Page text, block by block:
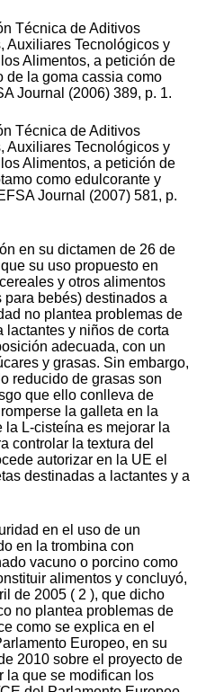
Técnica de Aditivos
Auxiliares Tecnológicos y
Alimentos, a petición de
de la goma cassia como
Journal (2006) 389, p. 1.
Técnica de Aditivos
Auxiliares Tecnológicos y
Alimentos, a petición de
como edulcorante y
Journal (2007) 581, p.
en su dictamen de 26 de
su uso propuesto en
y otros alimentos
bebés) destinados a
no plantea problemas de
lactantes y niños de corta
adecuada, con un
y grasas. Sin embargo,
reducido de grasas son
que ello conlleva de
la galleta en la
la L-cisteína es mejorar la
controlar la textura del
autorizar en la UE el
destinadas a lactantes y a
en el uso de un
en la trombina con
vacuno o porcino como
alimentos y concluyó,
de 2005 ( 2 ), que dicho
no plantea problemas de
como se explica en el
Europeo, en su
2010 sobre el proyecto de
la que se modifican los